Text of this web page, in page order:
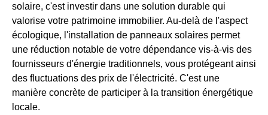
solaire, c'est investir dans une solution durable qui
valorise votre patrimoine immobilier. Au-delà de l'aspect
écologique, l'installation de panneaux solaires permet
une réduction notable de votre dépendance vis-à-vis des
fournisseurs d'énergie traditionnels, vous protégeant ainsi
des fluctuations des prix de l'électricité. C'est une
manière concrète de participer à la transition énergétique
locale.